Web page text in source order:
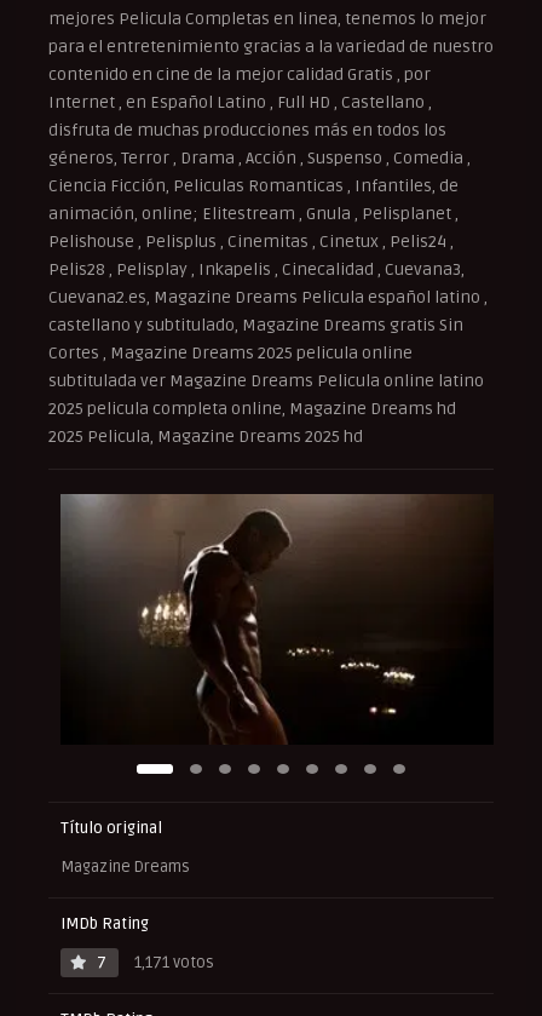
mejores Pelicula Completas en linea, tenemos lo mejor
para el entretenimiento gracias a la variedad de nuestro
contenido en cine de la mejor calidad Gratis , por
Internet , en Español Latino , Full HD , Castellano ,
disfruta de muchas producciones más en todos los
géneros, Terror , Drama , Acción , Suspenso , Comedia ,
Ciencia Ficción, Peliculas Romanticas , Infantiles, de
animación, online; Elitestream , Gnula , Pelisplanet ,
Pelishouse , Pelisplus , Cinemitas , Cinetux , Pelis24 ,
Pelis28 , Pelisplay , Inkapelis , Cinecalidad , Cuevana3,
Cuevana2.es, Magazine Dreams Pelicula español latino ,
castellano y subtitulado, Magazine Dreams gratis Sin
Cortes , Magazine Dreams 2025 pelicula online
subtitulada ver Magazine Dreams Pelicula online latino
2025 pelicula completa online, Magazine Dreams hd
2025 Pelicula, Magazine Dreams 2025 hd
Título original
Magazine Dreams
IMDb Rating
7
1,171 votos